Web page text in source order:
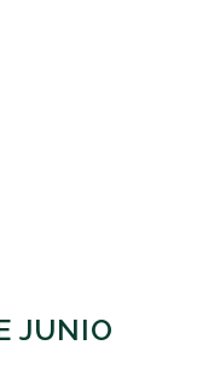
JUNIO